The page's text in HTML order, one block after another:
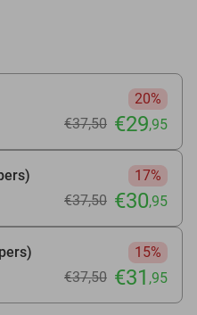
20%
€37,50 €29,95
17%
€37,50 €30,95
15%
€37,50 €31 ,95